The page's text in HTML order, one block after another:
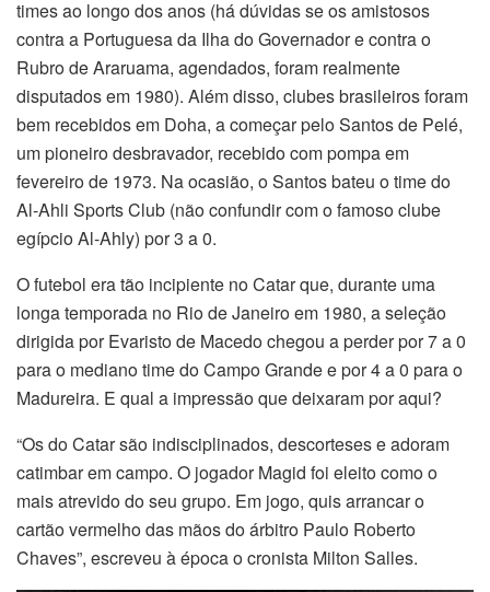
times ao longo dos anos (há dúvidas se os amistosos
contra a Portuguesa da Ilha do Governador e contra o
Rubro de Araruama, agendados, foram realmente
disputados em 1980). Além disso, clubes brasileiros foram
bem recebidos em Doha, a começar pelo Santos de Pelé,
um pioneiro desbravador, recebido com pompa em
fevereiro de 1973. Na ocasião, o Santos bateu o time do
Al-Ahli Sports Club (não confundir com o famoso clube
egípcio Al-Ahly) por 3 a 0.
O futebol era tão incipiente no Catar que, durante uma
longa temporada no Rio de Janeiro em 1980, a seleção
dirigida por Evaristo de Macedo chegou a perder por 7 a 0
para o mediano time do Campo Grande e por 4 a 0 para o
Madureira. E qual a impressão que deixaram por aqui?
“Os do Catar são indisciplinados, descorteses e adoram
catimbar em campo. O jogador Magid foi eleito como o
mais atrevido do seu grupo. Em jogo, quis arrancar o
cartão vermelho das mãos do árbitro Paulo Roberto
Chaves”, escreveu à época o cronista Milton Salles.